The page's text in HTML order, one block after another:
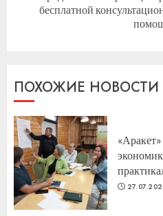
Следующая
бесплатной
ПОХОЖИЕ НОВОСТИ